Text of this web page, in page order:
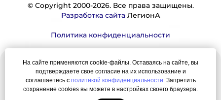
© Copyright 2000-2026. Все права защищены.
Разработка сайтаЛегионА
Политика конфиденциальности
Наша миссия:
Мы — честно, много, давно продаем вещи,
На сайте применяются cookie-файлы. Оставаясь на сайте, вы
подтверждаете свое согласие на их использование и
соглашаетесь с политикой конфиденциальности. Запретить
сохранение cookies вы можете в настройках своего браузера.